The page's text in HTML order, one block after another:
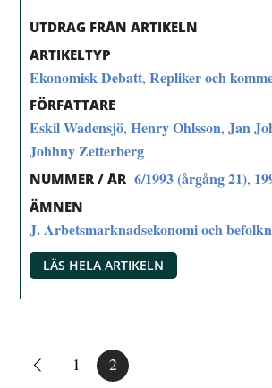
UTDRAG FRÅN ARTIKELN
ARTIKELTYP
Ekonomisk Debatt,Repliker och
FÖRFATTARE
Eskil Wadensjö,Henry Ohlsson,Jan
Johhny Zetterberg
NUMMER / ÅR 6/1993 (årgång 21),
ÄMNEN
J. Arbetsmarknadsekonomi och
LÄS HELA ARTIKELN
1 2